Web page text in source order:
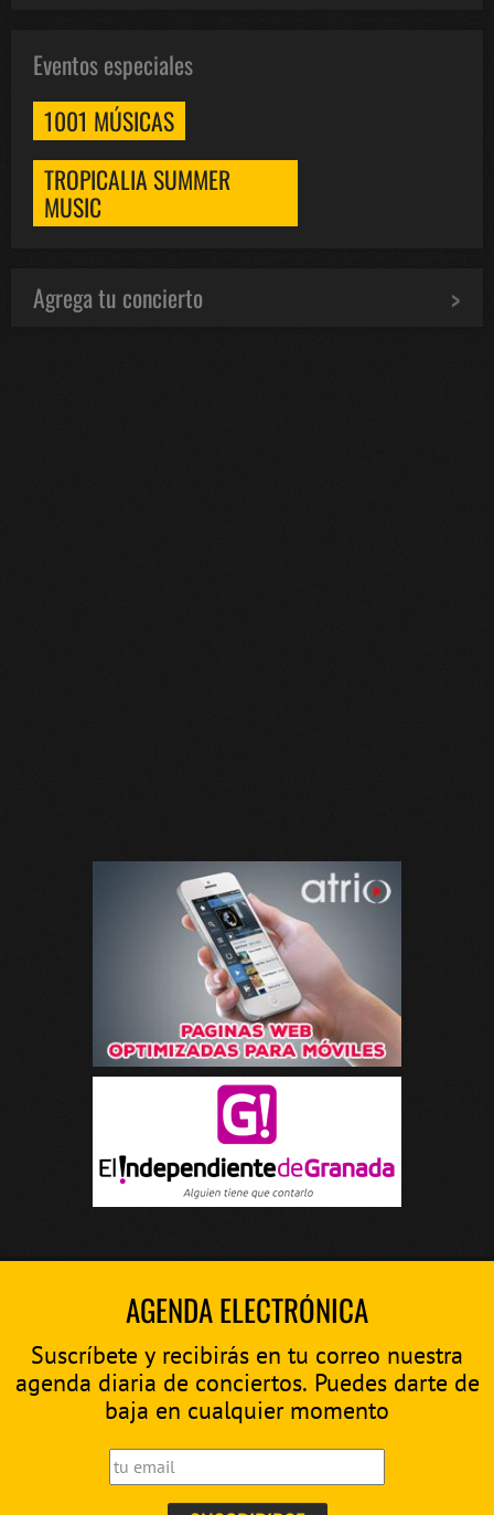
Eventos especiales
1001 MÚSICAS
TROPICALIA SUMMER
MUSIC
Agrega tu concierto
AGENDA ELECTRÓNICA
Suscríbete y recibirás en tu correo nuestra
agenda diaria de conciertos. Puedes darte de
baja en cualquier momento